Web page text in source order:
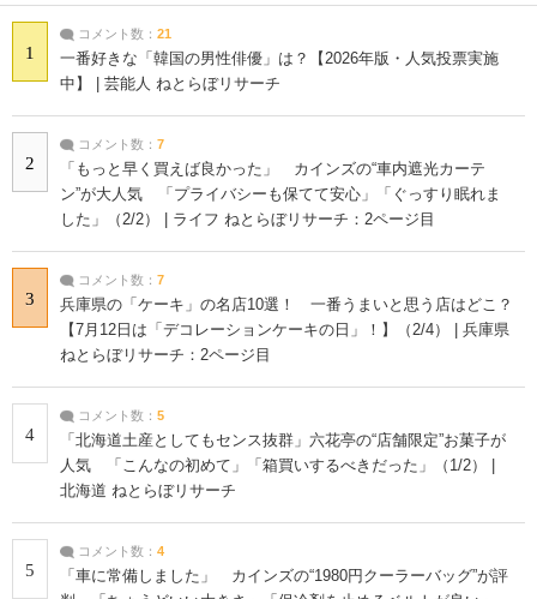
1
コメント数： 21
一番好きな「韓国の男性俳優」は？【2026年版・人気投票実施
中】 | 芸能人 ねとらぼリサーチ
2
コメント数： 7
「もっと早く買えば良かった」 カインズの“車内遮光カーテ
ン”が大人気 「プライバシーも保てて安心」「ぐっすり眠れま
した」（2/2） | ライフ ねとらぼリサーチ：2ページ目
3
コメント数： 7
兵庫県の「ケーキ」の名店10選！ 一番うまいと思う店はどこ？
【7月12日は「デコレーションケーキの日」！】（2/4） | 兵庫県
ねとらぼリサーチ：2ページ目
4
コメント数： 5
「北海道土産としてもセンス抜群」六花亭の“店舗限定”お菓子が
人気 「こんなの初めて」「箱買いするべきだった」（1/2） |
北海道 ねとらぼリサーチ
5
コメント数： 4
「車に常備しました」 カインズの“1980円クーラーバッグ”が評